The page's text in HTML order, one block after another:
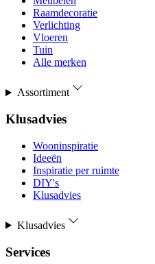
Raamdecoratie
Verlichting
Vloeren
Tuin
Alle merken
Assortiment
Klusadvies
Wooninspiratie
Ideeën
Inspiratie per ruimte
DIY's
Klusadvies
Klusadvies
Services